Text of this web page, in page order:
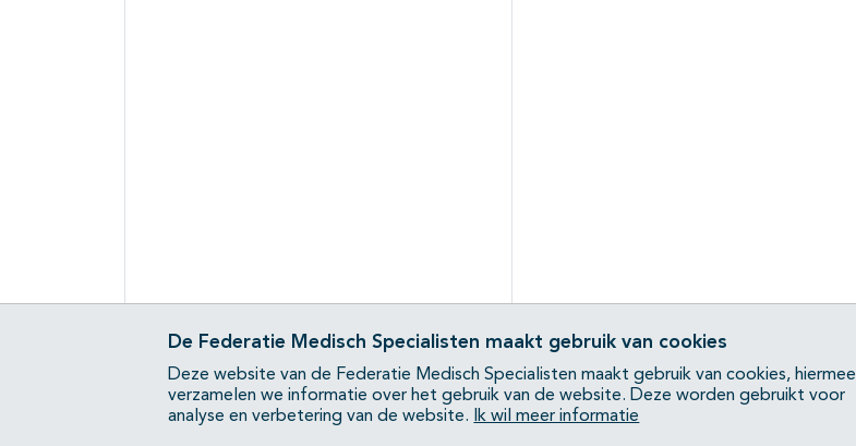
De Federatie Medisch Specialisten maakt gebruik van cookies
Deze website van de Federatie Medisch Specialisten maakt gebruik van cookies, hiermee
verzamelen we informatie over het gebruik van de website. Deze worden gebruikt voor
analyse en verbetering van de website.
Ik wil meer informatie